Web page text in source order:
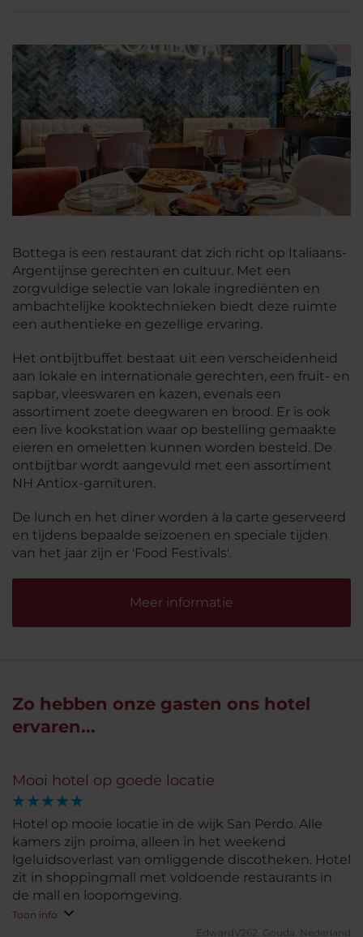
Bottega is een restaurant dat zich richt op Italiaans-
Argentijnse gerechten en cultuur. Met een
zorgvuldige selectie van lokale ingrediënten en
ambachtelijke kooktechnieken biedt deze ruimte
een authentieke en gezellige ervaring.
Het ontbijtbuffet bestaat uit een verscheidenheid
aan lokale en internationale gerechten, een fruit- en
sapbar, vleeswaren en kazen, evenals een
assortiment zoete deegwaren en brood. Er is ook
een live kookstation waar op bestelling gemaakte
eieren en omeletten kunnen worden besteld. De
ontbijtbar wordt aangevuld met een assortiment
NH Antiox-garnituren.
De lunch en het diner worden à la carte geserveerd
en tijdens bepaalde seizoenen en speciale tijden
van het jaar zijn er 'Food Festivals'.
Meer informatie
Zo hebben onze gasten ons hotel
ervaren...
Mooi hotel op goede locatie
Hotel op mooie locatie in de wijk San Perdo. Alle
kamers zijn proima, alleen in het weekend
lgeluidsoverlast van omliggende discotheken. Hotel
zit in shoppingmall met voldoende restaurants in
de mall en loopomgeving.
Toon info
EdwardV262. Gouda, Nederland